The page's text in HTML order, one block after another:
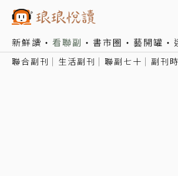
新鮮讀 看聯副 書市圈 藝開罐
聯合副刊 生活副刊 聯副七十 副刊